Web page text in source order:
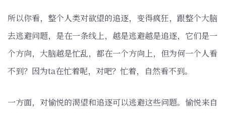
所以你看，整个人类对欲望的追逐，变得疯狂，跟整个大脑
去逃避问题，是在一条线上，越是逃避越是追逐，它们是一
个方向，大脑越是忙乱，都在一个方向上，但为何一个人看
不到？因为ta在忙着呢，对吧？忙着，自然看不到。
一方面，对愉悦的渴望和追逐可以逃避这些问题。愉悦来自